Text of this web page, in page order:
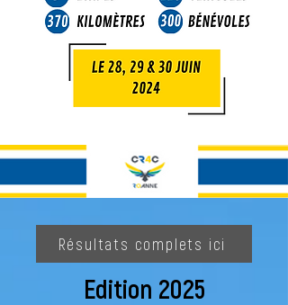
Résultats complets ici
Edition 2025